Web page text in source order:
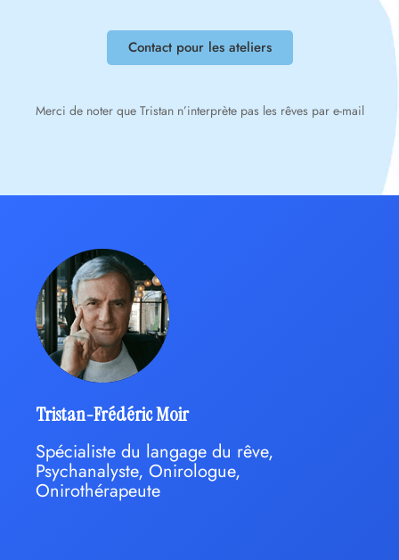
Contact pour les ateliers
Merci de noter que Tristan n’interprète pas les rêves par e-mail
Tristan-Frédéric Moir
Spécialiste du langage du rêve,
Psychanalyste, Onirologue,
Onirothérapeute